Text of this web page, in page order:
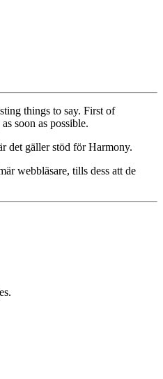
things to say. First of
soon as possible.
det gäller stöd för Harmony.
webbläsare, tills dess att de